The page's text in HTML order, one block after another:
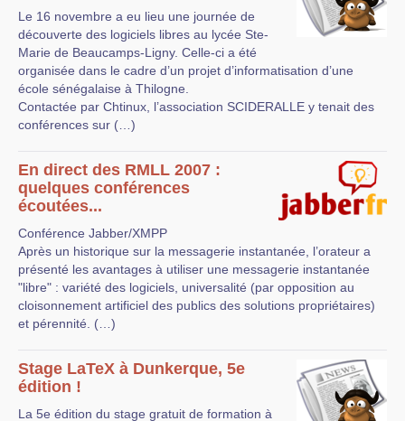
Le 16 novembre a eu lieu une journée de
découverte des logiciels libres au lycée Ste-
Marie de Beaucamps-Ligny. Celle-ci a été
organisée dans le cadre d’un projet d’informatisation d’une
école sénégalaise à Thilogne.
Contactée par Chtinux, l’association SCIDERALLE y tenait des
conférences sur (…)
En direct des RMLL 2007 :
quelques conférences
écoutées...
Conférence Jabber/XMPP
Après un historique sur la messagerie instantanée, l’orateur a
présenté les avantages à utiliser une messagerie instantanée
"libre" : variété des logiciels, universalité (par opposition au
cloisonnement artificiel des publics des solutions propriétaires)
et pérennité. (…)
Stage LaTeX à Dunkerque, 5e
édition !
La 5e édition du stage gratuit de formation à